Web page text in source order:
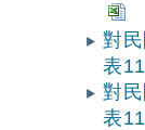
對
表
對
表